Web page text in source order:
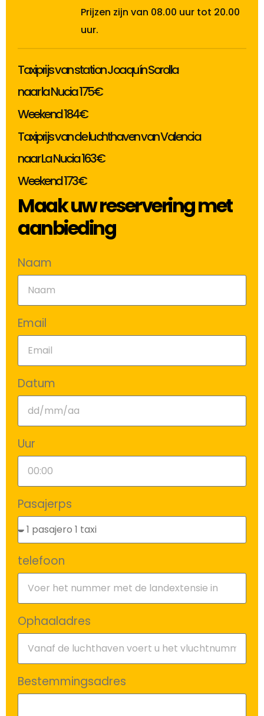
Prijzen zijn van 08.00 uur tot 20.00
uur.
Taxiprijs van station Joaquín Sorolla
naar la Nucia 175€
Weekend 184€
Taxiprijs van de luchthaven van Valencia
naar La Nucia 163€
Weekend 173€
Maak uw reservering met
aanbieding
Naam
Email
Datum
Uur
Pasajerps
telefoon
Ophaaladres
Bestemmingsadres